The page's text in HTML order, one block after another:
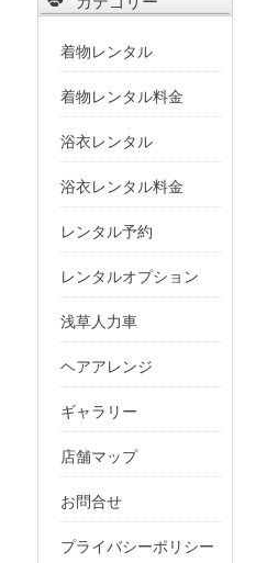
着物レンタル
着物レンタル料金
浴衣レンタル
浴衣レンタル料金
レンタル予約
レンタルオプション
浅草人力車
ヘアアレンジ
ギャラリー
店舗マップ
お問合せ
プライバシーポリシー